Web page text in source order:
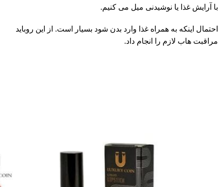
با آرایش غذا یا نوشیدنی میل می کنیم.
احتمال اینکه به همراه غذا وارد بدن شود بسیار است. از این روباید
مراقبت هاب لازم را انجام داد.